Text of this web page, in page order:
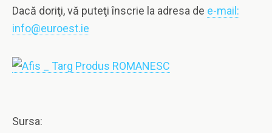
Dacă doriţi, vă puteţi înscrie la adresa de e-mail:
info@euroest.ie
Sursa: